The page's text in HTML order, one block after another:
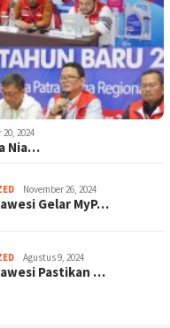
2024
Nia…
November 26, 2024
Gelar MyP…
Agustus 9, 2024
Pastikan …